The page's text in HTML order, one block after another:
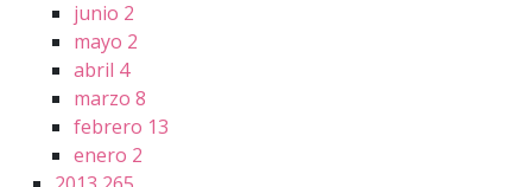
junio 2
mayo 2
abril 4
marzo 8
febrero 13
enero 2